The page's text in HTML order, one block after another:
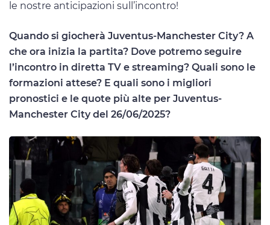
le nostre anticipazioni sull’incontro!
Quando si giocherà Juventus-Manchester City? A
che ora inizia la partita? Dove potremo seguire
l’incontro in diretta TV e streaming? Quali sono le
formazioni attese? E quali sono i migliori
pronostici e le quote più alte per Juventus-
Manchester City del 26/06/2025?